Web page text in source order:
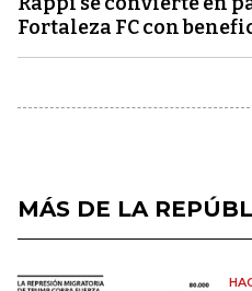
Fortaleza FC con
MÁS DE LA